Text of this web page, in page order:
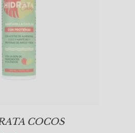
COCOS